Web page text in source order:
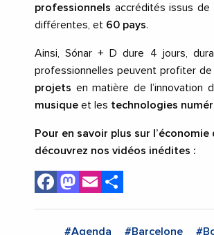
professionnels accrédités issus de
différentes, et 60 pays.
Ainsi, Sónar + D dure 4 jours,
professionnelles peuvent profiter de
projets en matière de l’innovation
musique et les technologies
Pour en savoir plus sur
découvrez nos vidéos inédites :
Facebook
Mastodon
Email
#Agenda #Barcelone